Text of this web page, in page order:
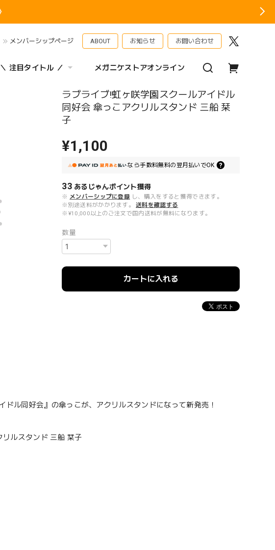
メンバーシップページ ABOUT お知らせ お問い合わせ
＼ 注目タイトル ／ メガニケストアオンライン
ラブライブ!虹ヶ咲学園スクールアイドル
同好会 傘っこアクリルスタンド 三船 栞
子
¥1,100
なら手数料無料の 翌月払いでOK
33 あるじゃんポイント獲得
※ メンバーシップに登録 し、購入をすると獲得できます。
※別途送料がかかります。
送料を確認する
※¥10,000以上のご注文で国内送料が無料になります。
数量
カートに入れる
ル同好会』の傘っこが、アクリルスタンドになって新発売！
ルスタンド 三船 栞子